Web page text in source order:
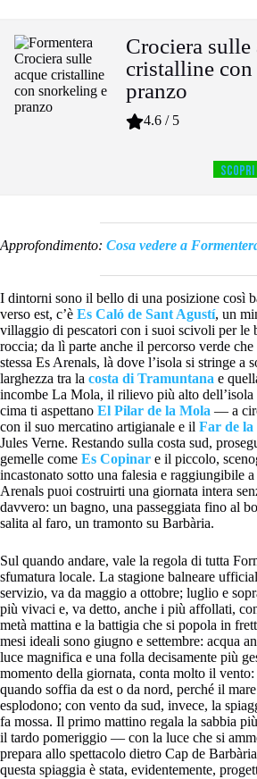
Crociera sulle
cristalline
pranzo
4.6 / 5
Approfondimento: Cosa vedere a
I dintorni sono il bello di una posizione così
verso est, c’è Es Caló de Sant Agustí, un
villaggio di pescatori con i suoi scivoli per le
roccia; da lì parte anche il percorso verde
stessa Es Arenals, là dove l’isola si stringe a
larghezza tra la costa di Tramuntana e
incombe La Mola, il rilievo più alto
cima ti aspettano El Pilar de la Mola — a
con il suo mercatino artigianale e il Far de la
Jules Verne. Restando sulla costa sud,
gemelle come Es Copinar e il piccolo,
incastonato sotto una falesia e raggiungibile
Arenals puoi costruirti una giornata intera
davvero: un bagno, una passeggiata fino al
salita al faro, un tramonto su Barbària.
Sul quando andare, vale la regola di tutta
sfumatura locale. La stagione balneare
servizio, va da maggio a ottobre; luglio e
più vivaci e, va detto, anche i più affollati,
metà mattina e la battigia che si popola in
mesi ideali sono giugno e settembre: acqua
luce magnifica e una folla decisamente più
momento della giornata, conta molto il
quando soffia da est o da nord, perché il
esplodono; con vento da sud, invece, la
fa mossa. Il primo mattino regala la sabbia
il tardo pomeriggio — con la luce che si
prepara allo spettacolo dietro Cap de
questa spiaggia è stata, evidentemente,